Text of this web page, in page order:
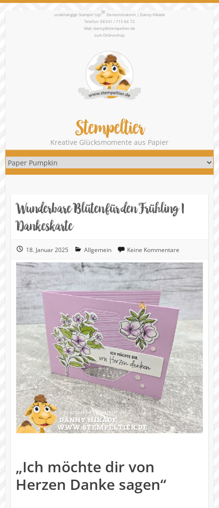
unabhängige Stampin‘ Up!® Demonstratorin | Danny Hikade
Telefon: 08341 / 715 66 72
Mail:danny@stempeltier.de
zumOnlineshop
Stempeltier
Kreative Glücksmomente aus Papier
Wunderbare Blüten für den Frühling |
Dankeskarte
18. Januar 2025 Allgemein Keine Kommentare
„Ich möchte dir von
Herzen Danke sagen“